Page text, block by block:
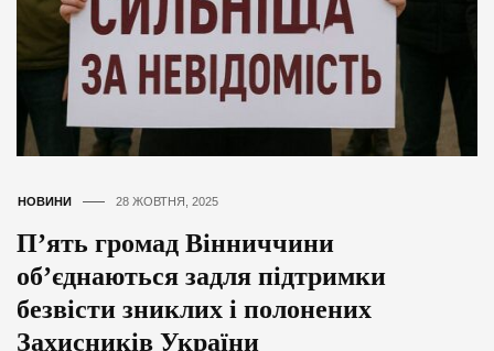
НОВИНИ 28 ЖОВТНЯ, 2025
П’ять громад Вінниччини
об’єднаються задля підтримки
безвісти зниклих і полонених
Захисників України